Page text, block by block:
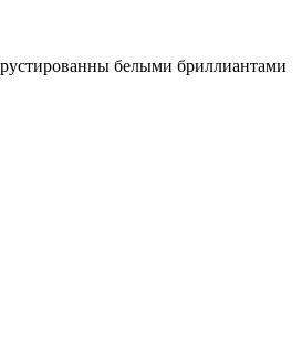
белыми бриллиантами